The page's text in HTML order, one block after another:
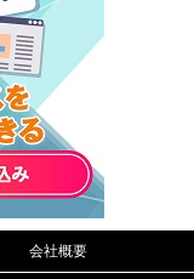
会社概要